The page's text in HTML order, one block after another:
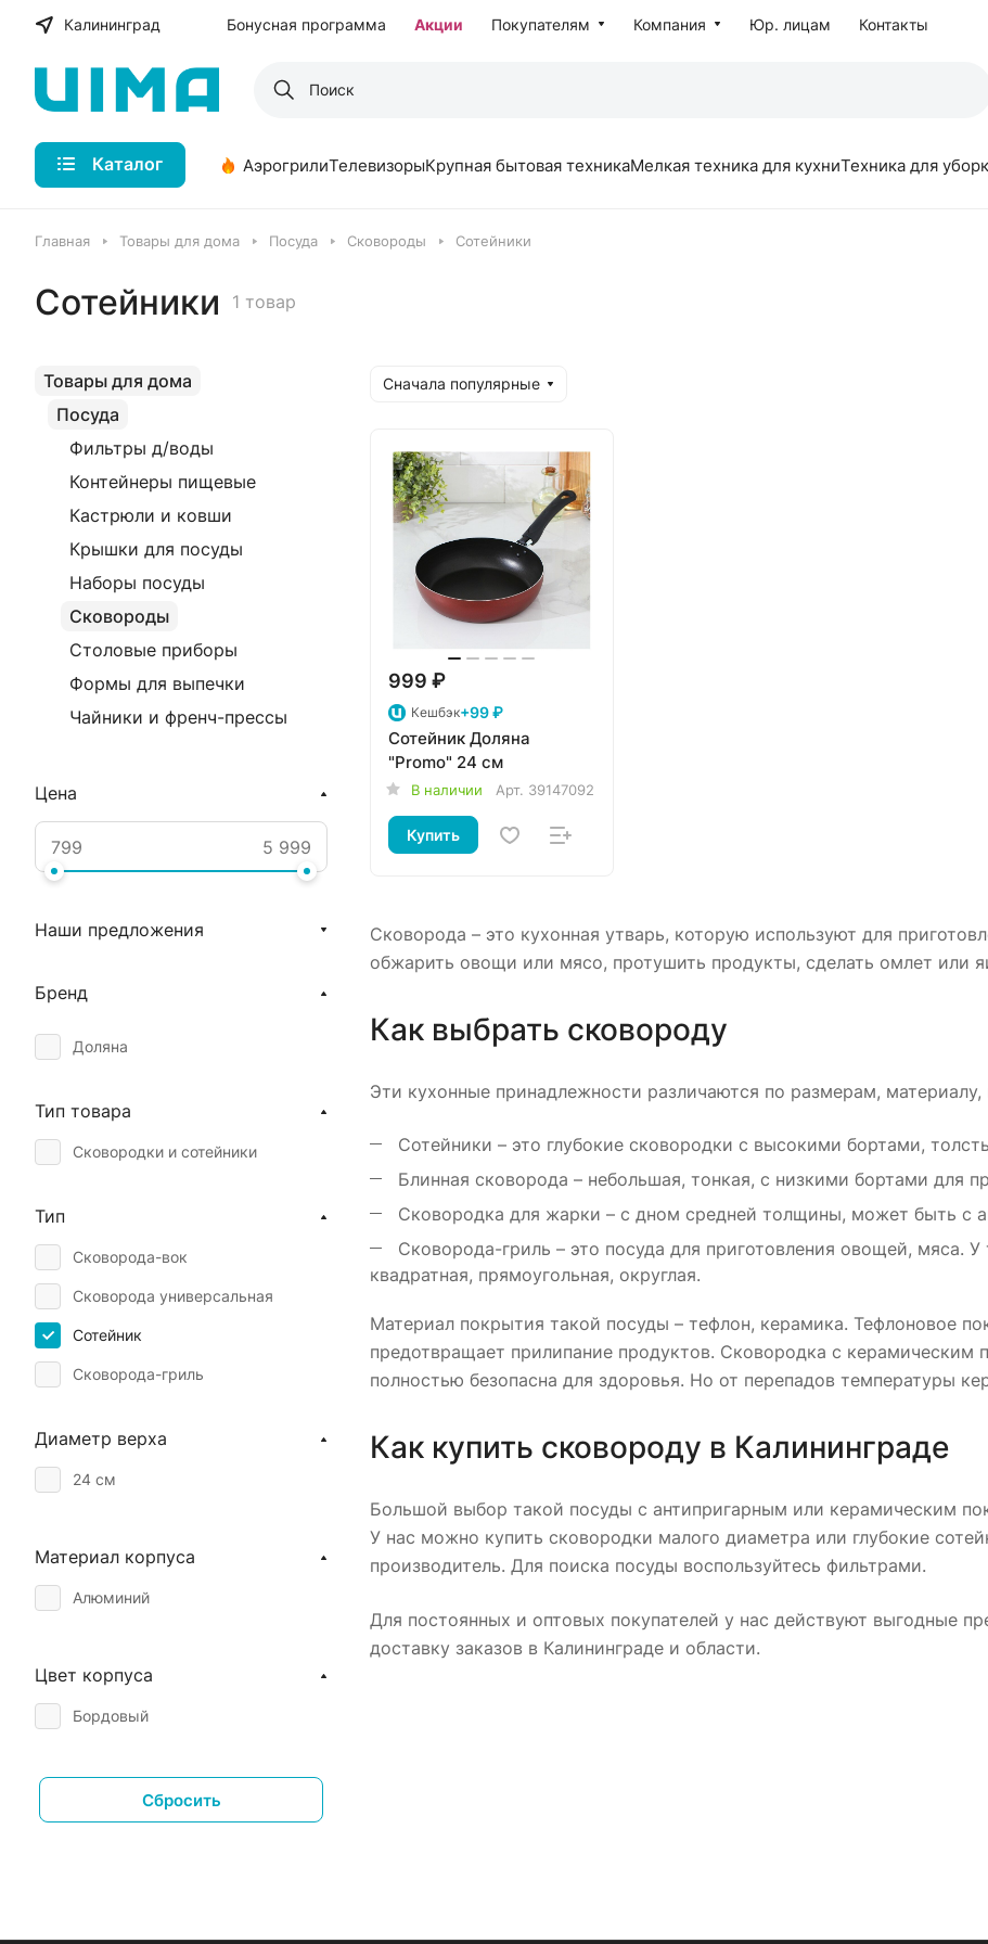
Калининград Бонусная программа Акции Покупателям Компания Юр. лицам Контакты
Каталог АэрогрилиТелевизорыКрупная бытовая техникаМелкая техника для кухниТехника для
Главная Товары для дома Посуда Сковороды Сотейники
Сотейники 1 товар
Сначала популярные
999 ₽
Кешбэк+99 ₽
Сотейник Доляна
"Promo" 24 см
В наличии Арт. 39147092
Купить
Сковорода – это кухонная утварь, которую используют для
обжарить овощи или мясо, протушить продукты, сделать омлет или
Как выбрать сковороду
Эти кухонные принадлежности различаются по размерам,
Сотейники – это глубокие сковородки с высокими бортами,
Блинная сковорода – небольшая, тонкая, с низкими бортами для
Сковородка для жарки – с дном средней толщины, может быть с
Сковорода-гриль – это посуда для приготовления овощей, мяса.
квадратная, прямоугольная, округлая.
Материал покрытия такой посуды – тефлон, керамика. Тефлоновое
предотвращает прилипание продуктов. Сковородка с керамическим
полностью безопасна для здоровья. Но от перепадов температуры
Как купить сковороду в Калининграде
Большой выбор такой посуды с антипригарным или керамическим
У нас можно купить сковородки малого диаметра или глубокие
производитель. Для поиска посуды воспользуйтесь фильтрами.
Для постоянных и оптовых покупателей у нас действуют выгодные
доставку заказов в Калининграде и области.
Товары для дома
Посуда
Фильтры д/воды
Контейнеры пищевые
Кастрюли и ковши
Крышки для посуды
Наборы посуды
Сковороды
Столовые приборы
Формы для выпечки
Чайники и френч-прессы
Цена
Наши предложения
Бренд
Доляна
Тип товара
Сковородки и сотейники
Тип
Сковорода-вок
Сковорода универсальная
Сотейник
Сковорода-гриль
Диаметр верха
24 см
Материал корпуса
Алюминий
Цвет корпуса
Бордовый
Сбросить